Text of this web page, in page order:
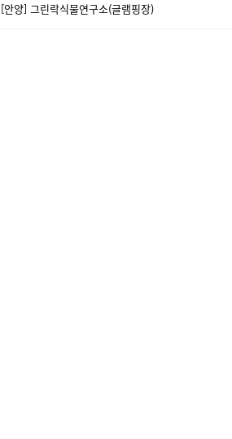
[안양] 그린락식물연구소(글램핑장)